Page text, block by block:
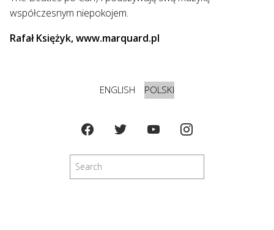
współczesnym niepokojem.
Rafał Księżyk, www.marquard.pl
ENGLISH POLSKI